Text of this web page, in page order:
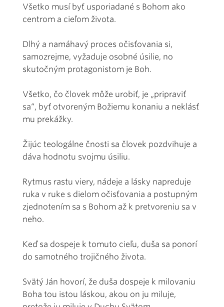
Všetko musí byť usporiadané s Bohom ako
centrom a cieľom života.
Dlhý a namáhavý proces očisťovania si,
samozrejme, vyžaduje osobné úsilie, no
skutočným protagonistom je Boh.
Všetko, čo človek môže urobiť, je „pripraviť
sa“, byť otvoreným Božiemu konaniu a neklásť
mu prekážky.
Žijúc teologálne čnosti sa človek pozdvihuje a
dáva hodnotu svojmu úsiliu.
Rytmus rastu viery, nádeje a lásky napreduje
ruka v ruke s dielom očisťovania a postupným
zjednotením sa s Bohom až k pretvoreniu sa v
neho.
Keď sa dospeje k tomuto cieľu, duša sa ponorí
do samotného trojičného života.
Svätý Ján hovorí, že duša dospeje k milovaniu
Boha tou istou láskou, akou on ju miluje,